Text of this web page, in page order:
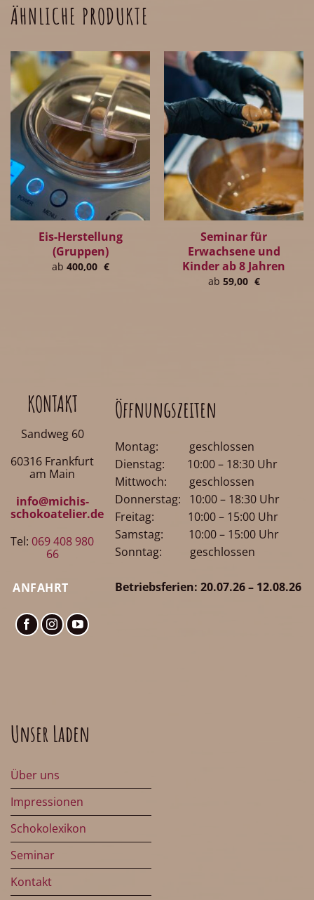
ÄHNLICHE PRODUKTE
Eis-Herstellung
(Gruppen)
ab 400,00 €
Seminar für
Erwachsene und
Kinder ab 8 Jahren
ab 59,00 €
KONTAKT
Sandweg 60
60316 Frankfurt
am Main
info@michis-
schokoatelier.de
Tel:069 408 980
66
ANFAHRT
Öffnungszeiten
Montag: geschlossen
Dienstag: 10:00 – 18:30 Uhr
Mittwoch: geschlossen
Donnerstag: 10:00 – 18:30 Uhr
Freitag: 10:00 – 15:00 Uhr
Samstag: 10:00 – 15:00 Uhr
Sonntag: geschlossen
Betriebsferien: 20.07.26 – 12.08.26
Unser Laden
Über uns
Impressionen
Schokolexikon
Seminar
Kontakt